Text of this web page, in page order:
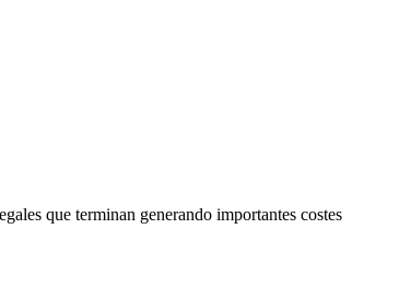
que terminan generando importantes costes